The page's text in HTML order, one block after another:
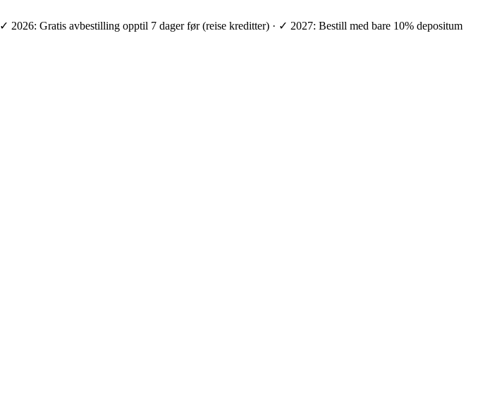
✓ 2026: Gratis avbestilling opptil 7 dager før (reise kreditter) · ✓ 2027: Bestill med bare 10% depositum